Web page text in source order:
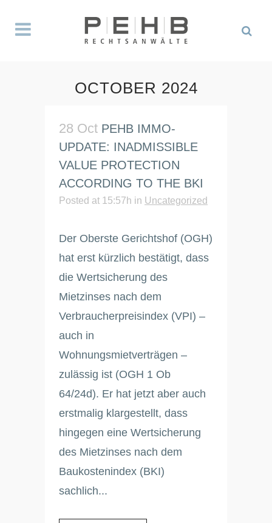
OCTOBER 2024
28 Oct PEHB IMMO-
UPDATE: INADMISSIBLE
VALUE PROTECTION
ACCORDING TO THE BKI
Posted at 15:57h in Uncategorized
Der Oberste Gerichtshof (OGH)
hat erst kürzlich bestätigt, dass
die Wertsicherung des
Mietzinses nach dem
Verbraucherpreisindex (VPI) –
auch in
Wohnungsmietverträgen –
zulässig ist (OGH 1 Ob
64/24d). Er hat jetzt aber auch
erstmalig klargestellt, dass
hingegen eine Wertsicherung
des Mietzinses nach dem
Baukostenindex (BKI)
sachlich...